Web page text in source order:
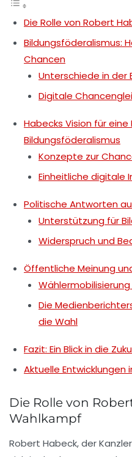
Die Rolle von Robert
Bildungsföderalismus:
Chancen
Unterschiede in der
Digitale
Habecks Vision für
Bildungsföderalismus
Konzepte zur
Einheitliche digitale
Politische Antworten
Unterstützung für
Widerspruch und
Öffentliche Meinung
Die
die Wahl
Fazit: Ein Blick in die
Aktuelle Entwicklungen
Die Rolle von
Wahlkampf
Robert Habeck, der